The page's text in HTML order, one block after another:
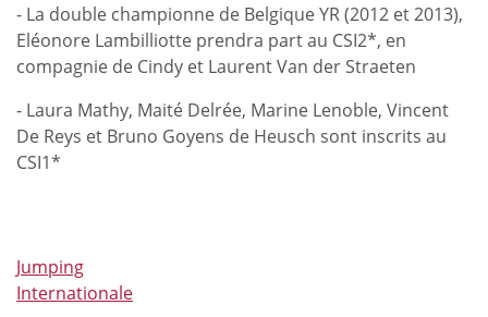
- La double championne de Belgique YR (2012 et 2013),
Eléonore Lambilliotte prendra part au CSI2*, en
compagnie de Cindy et Laurent Van der Straeten
- Laura Mathy, Maité Delrée, Marine Lenoble, Vincent
De Reys et Bruno Goyens de Heusch sont inscrits au
CSI1*
Jumping
Internationale